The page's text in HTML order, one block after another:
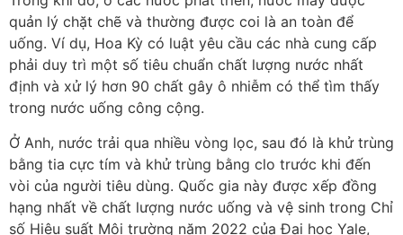
quản lý chặt chẽ và thường được coi là an toàn để
uống. Ví dụ, Hoa Kỳ có luật yêu cầu các nhà cung cấp
phải duy trì một số tiêu chuẩn chất lượng nước nhất
định và xử lý hơn 90 chất gây ô nhiễm có thể tìm thấy
trong nước uống công cộng.
Ở Anh, nước trải qua nhiều vòng lọc, sau đó là khử trùng
bằng tia cực tím và khử trùng bằng clo trước khi đến
vòi của người tiêu dùng. Quốc gia này được xếp đồng
hạng nhất về chất lượng nước uống và vệ sinh trong Chỉ
số Hiệu suất Môi trường năm 2022 của Đại học Yale,